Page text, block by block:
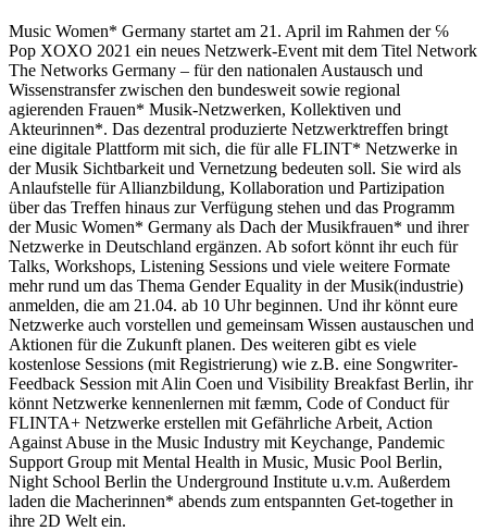
Music Women* Germany startet am 21. April im Rahmen der ℅
Pop XOXO 2021 ein neues Netzwerk-Event mit dem Titel Network
The Networks Germany – für den nationalen Austausch und
Wissenstransfer zwischen den bundesweit sowie regional
agierenden Frauen* Musik-Netzwerken, Kollektiven und
Akteurinnen*. Das dezentral produzierte Netzwerktreffen bringt
eine digitale Plattform mit sich, die für alle FLINT* Netzwerke in
der Musik Sichtbarkeit und Vernetzung bedeuten soll. Sie wird als
Anlaufstelle für Allianzbildung, Kollaboration und Partizipation
über das Treffen hinaus zur Verfügung stehen und das Programm
der Music Women* Germany als Dach der Musikfrauen* und ihrer
Netzwerke in Deutschland ergänzen. Ab sofort könnt ihr euch für
Talks, Workshops, Listening Sessions und viele weitere Formate
mehr rund um das Thema Gender Equality in der Musik(industrie)
anmelden, die am 21.04. ab 10 Uhr beginnen. Und ihr könnt eure
Netzwerke auch vorstellen und gemeinsam Wissen austauschen und
Aktionen für die Zukunft planen. Des weiteren gibt es viele
kostenlose Sessions (mit Registrierung) wie z.B. eine Songwriter-
Feedback Session mit Alin Coen und Visibility Breakfast Berlin, ihr
könnt Netzwerke kennenlernen mit fæmm, Code of Conduct für
FLINTA+ Netzwerke erstellen mit Gefährliche Arbeit, Action
Against Abuse in the Music Industry mit Keychange, Pandemic
Support Group mit Mental Health in Music, Music Pool Berlin,
Night School Berlin the Underground Institute u.v.m. Außerdem
laden die Macherinnen* abends zum entspannten Get-together in
ihre 2D Welt ein.